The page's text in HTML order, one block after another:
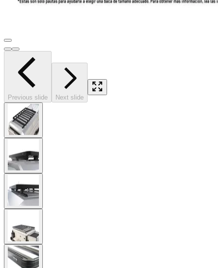
Previous slide Next slide